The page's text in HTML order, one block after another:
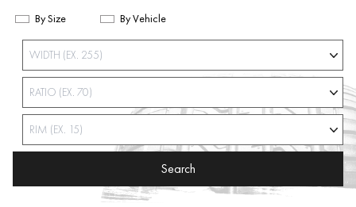
By Size By Vehicle
Search